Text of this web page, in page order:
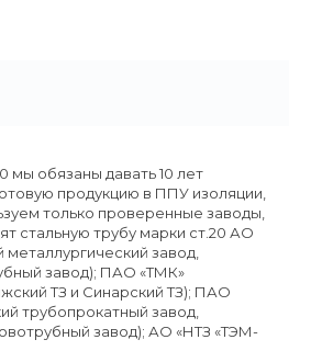
мы обязаны давать 10 лет
продукцию в ППУ изоляции,
только проверенные заводы,
стальную трубу марки ст.20 АО
завод,
завод); ПАО «ТМК»
ТЗ и Синарский ТЗ); ПАО
трубопрокатный завод,
завод); АО «НТЗ «ТЭМ-